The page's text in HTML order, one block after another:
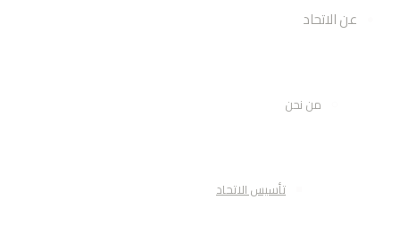
عن الاتحاد
من نحن
تأسيس الاتحاد